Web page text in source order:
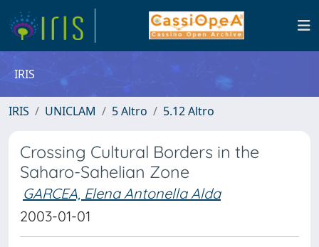
IRIS
IRIS UNICLAM 5 Altro 5.12 Altro
Crossing Cultural Borders in the
Saharo-Sahelian Zone
GARCEA, Elena Antonella Alda
2003-01-01